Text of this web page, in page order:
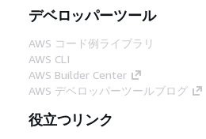
デベロッパーツール
AWS コード例ライブラリ
AWS CLI
AWS Builder Center
AWS デベロッパーツールブログ
役立つリンク